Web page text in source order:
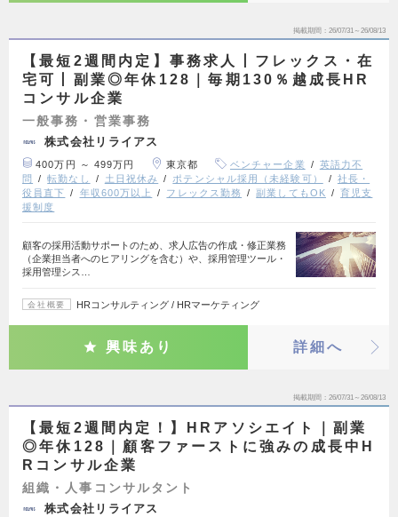
掲載期間 26/07/31～26/08/13
【最短2週間内定】事務求人丨フレックス・在
宅可丨副業◎年休128｜毎期130％越成長HR
コンサル企業
一般事務・営業事務
株式会社リライアス
400万円 ～ 499万円 東京都 ベンチャー企業
英語力不
問
転勤なし 土日祝休み ポテンシャル採用（未経験可）
社長・
役員直下
年収600万以上 フレックス勤務 副業してもOK
育児支
援制度
顧客の採用活動サポートのため、求人広告の作成・修正業務
（企業担当者へのヒアリングを含む）や、採用管理ツール・
採用管理シス…
会社概要 HRコンサルティング / HRマーケティング
興味あり 詳細へ
掲載期間 26/07/31～26/08/13
【最短2週間内定！】HRアソシエイト｜副業
◎年休128｜顧客ファーストに強みの成長中H
Rコンサル企業
組織・人事コンサルタント
株式会社リライアス